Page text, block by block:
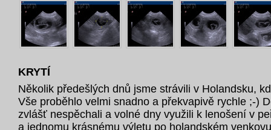
KRYTÍ
Několik předešlých dnů jsme strávili v Holandsku,
Vše proběhlo velmi snadno a překvapivě rychle ;-)
zvlášť nespěchali a volné dny využili k lenošení v
a jednomu krásnému výletu po holandském